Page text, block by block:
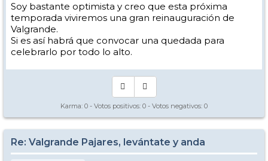
Soy bastante optimista y creo que esta próxima
temporada viviremos una gran reinauguración de
Valgrande.
Si es así habrá que convocar una quedada para
celebrarlo por todo lo alto.
Karma: 0 - Votos positivos: 0 - Votos negativos: 0
Re: Valgrande Pajares, levántate y anda